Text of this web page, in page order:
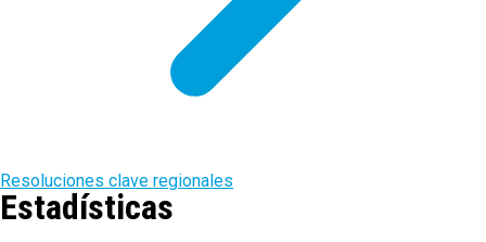
Resoluciones clave regionales
Estadísticas